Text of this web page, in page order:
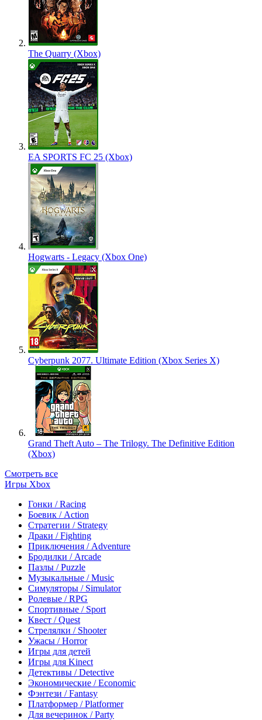
The Quarry (Xbox)
EA SPORTS FC 25 (Xbox)
Hogwarts - Legacy (Xbox One)
Cyberpunk 2077. Ultimate Edition (Xbox Series X)
Grand Theft Auto – The Trilogy. The Definitive Edition
(Xbox)
Смотреть все
Игры Xbox
Гонки / Racing
Боевик / Action
Стратегии / Strategy
Драки / Fighting
Приключения / Adventure
Бродилки / Arcade
Пазлы / Puzzle
Музыкальные / Music
Симуляторы / Simulator
Ролевые / RPG
Спортивные / Sport
Квест / Quest
Стрелялки / Shooter
Ужасы / Horror
Игры для детей
Игры для Kinect
Детективы / Detective
Экономические / Economic
Фэнтези / Fantasy
Платформер / Platformer
Для вечеринок / Party